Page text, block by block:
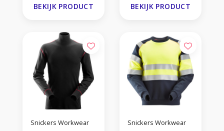
BEKIJK PRODUCT BEKIJK PRODUCT
Snickers Workwear Snickers Workwear